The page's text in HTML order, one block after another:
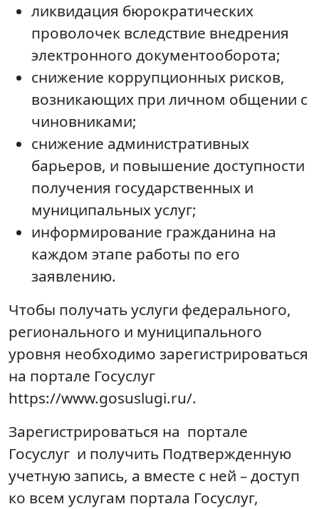
ликвидация бюрократических
проволочек вследствие внедрения
электронного документооборота;
снижение коррупционных рисков,
возникающих при личном общении с
чиновниками;
снижение административных
барьеров, и повышение доступности
получения государственных и
муниципальных услуг;
информирование гражданина на
каждом этапе работы по его
заявлению.
Чтобы получать услуги федерального,
регионального и муниципального
уровня необходимо зарегистрироваться
на портале Госуслуг
https://www.gosuslugi.ru/.
Зарегистрироваться на портале
Госуслуг и получить Подтвержденную
учетную запись, а вместе с ней – доступ
ко всем услугам портала Госуслуг,